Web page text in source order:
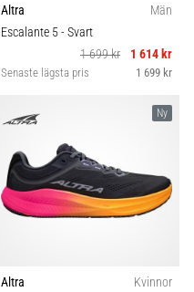
Altra
Män
Escalante 5- Svart
1 699 kr
1 614 kr
Senaste lägsta pris 1 699 kr
Ny
Altra
Kvinnor